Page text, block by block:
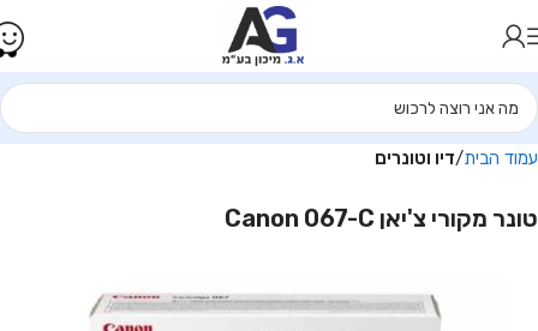
עמוד הבית דיו וטונרים
טונר מקורי צ'יאן Canon 067-C